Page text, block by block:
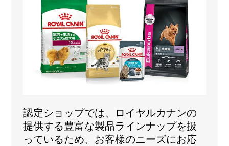
認定ショップでは、ロイヤルカナンの
提供する豊富な製品ラインナップを扱
っているため、お客様のニーズにお応